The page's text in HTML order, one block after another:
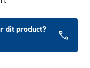
dit product?